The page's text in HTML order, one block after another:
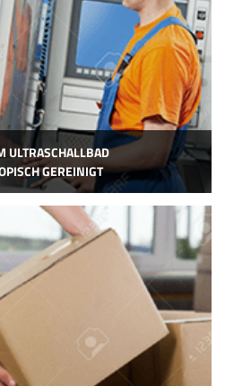
ULTRASCHALLBAD
GEREINIGT